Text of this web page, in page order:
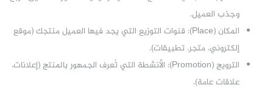
وجذب العميل.
المكان (Place): قنوات التوزيع التي يجد فيها العميل منتجك (موقع
إلكتروني، متجر، تطبيقات).
الترويج (Promotion): الأنشطة التي تُعرف الجمهور بالمنتج (إعلانات،
علاقات عامة).